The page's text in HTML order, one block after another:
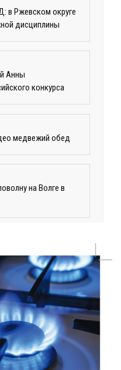
Ржевском округе
дисциплины
Анны
конкурса
медвежий обед
на Волге в
что ждёт